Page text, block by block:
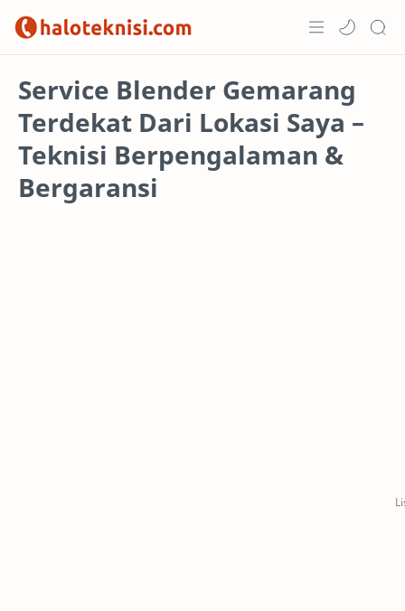
Projects
Service Blender Gemarang
Terdekat Dari Lokasi Saya –
Teknisi Berpengalaman &
Bergaransi